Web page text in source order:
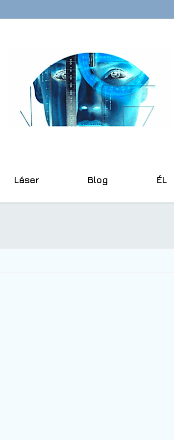
Láser Blog ÉL